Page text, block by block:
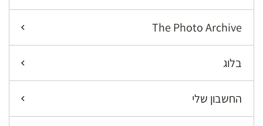
The Photo Archive
בלוג
החשבון שלי